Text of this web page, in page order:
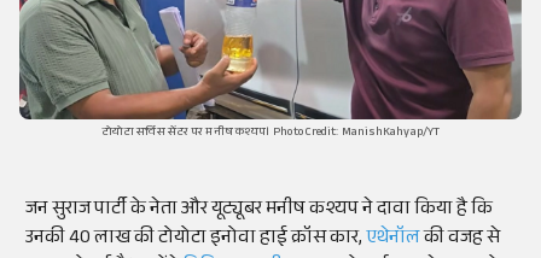
टोयोटा सर्विस सेंटर पर मनीष कश्यप। Photo Credit: ManishKahyap/YT
जन सुराज पार्टी के नेता और यूट्यूबर मनीष कश्यप ने दावा किया है कि
उनकी 40 लाख की टोयोटा इनोवा हाई क्रॉस कार,एथेनॉलकी वजह से